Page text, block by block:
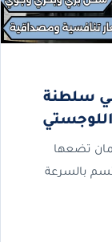
سلطنة
تضعها
بالسرعة